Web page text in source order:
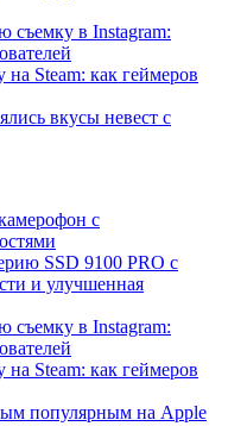
съемку в Instagram:
Steam: как геймеров
вкусы невест с
с
SSD 9100 PRO с
и улучшенная
съемку в Instagram:
Steam: как геймеров
популярным на Apple